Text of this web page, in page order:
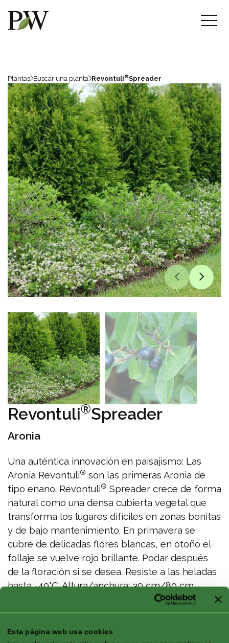
Esta página web usa cookies
Plantas Buscar una planta Revontuli®Spreader
Revontuli®Spreader
Aronia
Una auténtica innovación en paisajismo: Las
Aronia Revontuli® son las primeras Aronia de
tipo enano. Revontuli® Spreader crece de forma
natural como una densa cubierta vegetal que
transforma los lugares difíciles en zonas bonitas
y de bajo mantenimiento. En primavera se
cubre de delicadas flores blancas, en otoño el
follaje se vuelve rojo brillante. Podar después
de la floración si se desea. Resiste a las heladas
hasta -40°C. Altura/anchura: 30 cm/80 cm.
Aronia m. 'UCONNAM012' Revontuli Spreader - ¡Prohibida la